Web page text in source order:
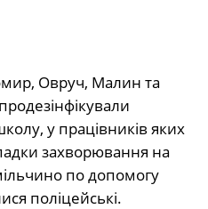
Овруч, Малин та
у працівників яких
захворювання на
по допомогу
поліцейські.